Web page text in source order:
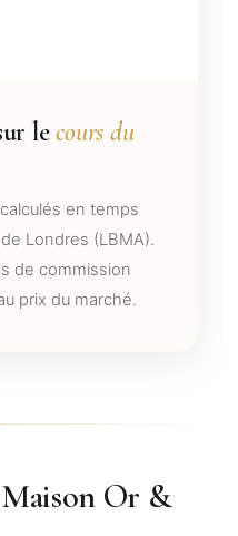
lecours du
en temps
Londres (LBMA).
de commission
prix du marché.
Or &